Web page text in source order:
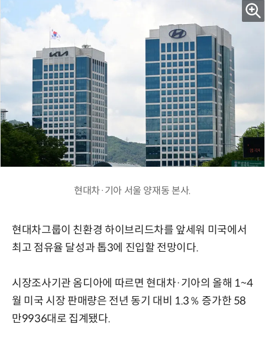
현대차·기아 서울 양재동 본사.
현대차그룹이 친환경 하이브리드차를 앞세워 미국에서
최고 점유율 달성과 톱3에 진입할 전망이다.
시장조사기관 옴디아에 따르면 현대차·기아의 올해 1~4
월 미국 시장 판매량은 전년 동기 대비 1.3％ 증가한 58
만9936대로 집계됐다.